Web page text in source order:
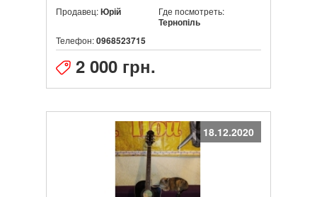
Продавец:Юрій
Где посмотреть:
Тернопіль
Телефон:0968523715
2 000 грн.
18.12.2020